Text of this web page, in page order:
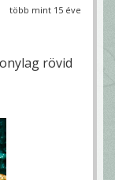
több mint 15 éve
rövid